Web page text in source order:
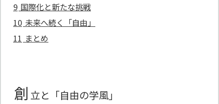
9 国際化と新たな挑戦
10 未来へ続く「自由」
11 まとめ
創 立と「自由の学風」